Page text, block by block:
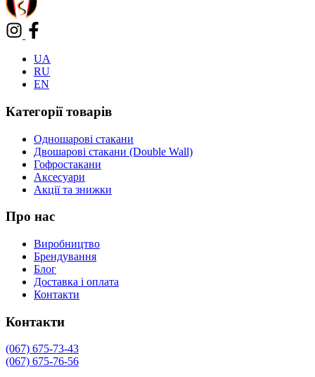
UA
RU
EN
Категорії товарів
Одношарові стакани
Двошарові стакани (Double Wall)
Гофростакани
Аксесуари
Акції та знижки
Про нас
Виробництво
Брендування
Блог
Доставка і оплата
Контакти
Контакти
(067) 675-73-43
(067) 675-76-56